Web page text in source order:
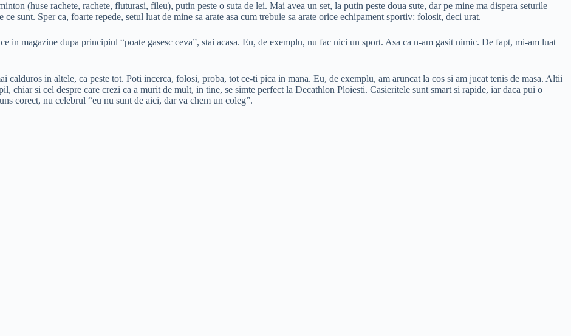
(huse rachete, rachete, fluturasi, fileu), putin peste o suta de lei. Mai avea un set, la putin peste doua sute, dar pe mine ma dispera seturile
sunt. Sper ca, foarte repede, setul luat de mine sa arate asa cum trebuie sa arate orice echipament sportiv: folosit, deci urat.
in magazine dupa principiul “poate gasesc ceva”, stai acasa. Eu, de exemplu, nu fac nici un sport. Asa ca n-am gasit nimic. De fapt, mi-am luat
calduros in altele, ca peste tot. Poti incerca, folosi, proba, tot ce-ti pica in mana. Eu, de exemplu, am aruncat la cos si am jucat tenis de masa. Altii
chiar si cel despre care crezi ca a murit de mult, in tine, se simte perfect la Decathlon Ploiesti. Casieritele sunt smart si rapide, iar daca pui o
corect, nu celebrul “eu nu sunt de aici, dar va chem un coleg”.